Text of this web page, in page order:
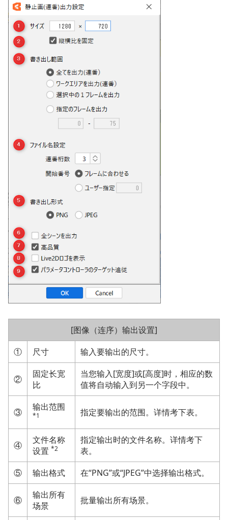
[图像（连序）输出设置]
①
尺寸 输入要输出的尺寸。
②
固定长宽
比
当您输入[宽度]或[高度]时，相应的数
值将自动输入到另一个字段中。
③ 输出范围
*1 指定要输出的范围。详情考下表。
④
文件名称
设置 *2
指定输出时的文件名称。详情考下
表。
⑤
输出格式 在“PNG”或“JPEG”中选择输出格式。
⑥
输出所有
场景
批量输出所有场景。